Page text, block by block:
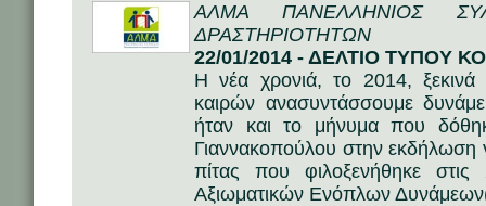
ΑΛΜΑ ΠΑΝΕΛΛΗΝΙΟΣ
ΔΡΑΣΤΗΡΙΟΤΗΤΩΝ
22/01/2014 - ΔΕΛΤΙΟ ΤΥΠΟΥ
Η νέα χρονιά, το 2014, ξεκινά
καιρών ανασυντάσσουμε
ήταν και το μήνυμα που
Γιαννακοπούλου στην εκδήλωση
πίτας που φιλοξενήθηκε
Αξιωματικών Ενόπλων